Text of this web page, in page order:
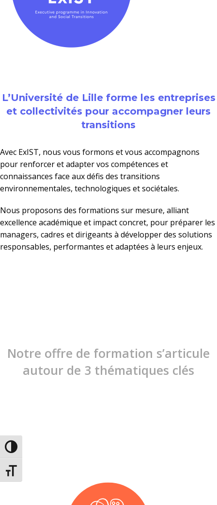
Passer en contraste élevé
Changer la taille de la police
L’Université de Lille forme les entreprises
et collectivités pour accompagner leurs
transitions
Avec ExIST, nous vous formons et vous accompagnons
pour renforcer et adapter vos compétences et
connaissances face aux défis des transitions
environnementales, technologiques et sociétales.
Nous proposons des formations sur mesure, alliant
excellence académique et impact concret, pour préparer les
managers, cadres et dirigeants à développer des solutions
responsables, performantes et adaptées à leurs enjeux.
Notre offre de formation s’articule
autour de 3 thématiques clés